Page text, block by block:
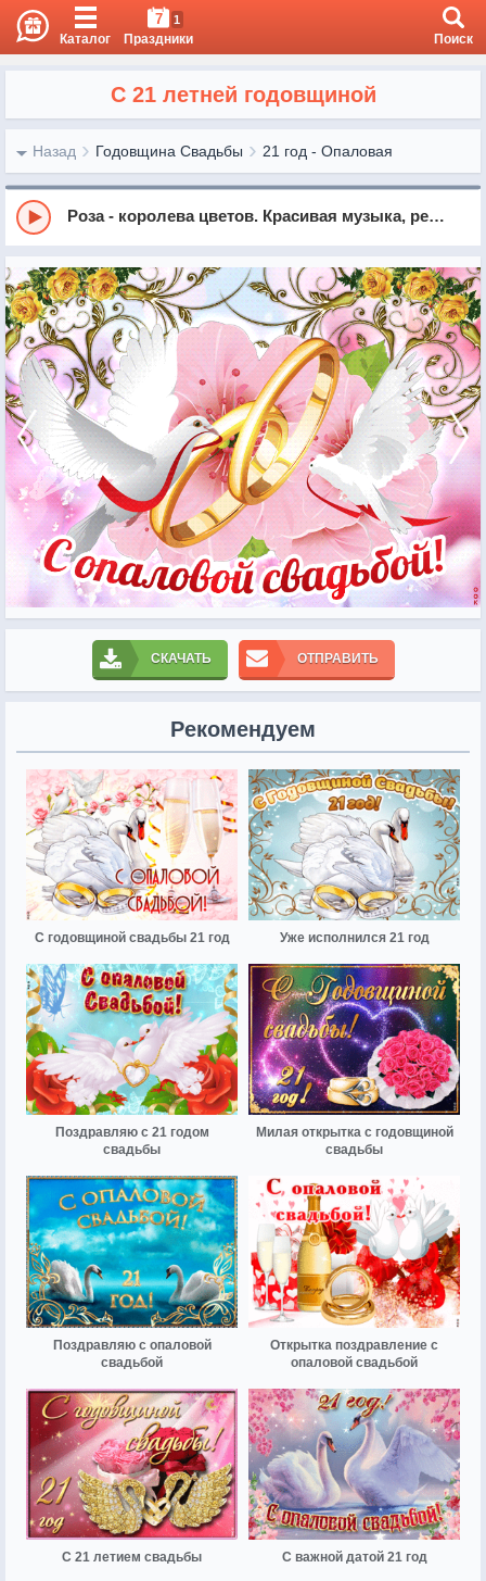
Каталог
7 1
Праздники Поиск
С 21 летней годовщиной
Назад Годовщина Свадьбы 21 год - Опаловая
Роза - королева цветов. Красивая музыка, релакс, саксофон
СКАЧАТЬ ОТПРАВИТЬ
Рекомендуем
С годовщиной свадьбы 21 год Уже исполнился 21 год
Поздравляю с 21 годом
свадьбы
Милая открытка с годовщиной
свадьбы
Поздравляю с опаловой
свадьбой
Открытка поздравление с
опаловой свадьбой
С 21 летием свадьбы С важной датой 21 год